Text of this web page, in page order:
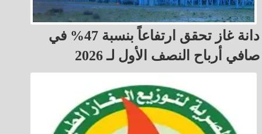
دانة غاز تحقق ارتفاعاً بنسبة 47% في
صافي أرباح النصف الأول لـ 2026